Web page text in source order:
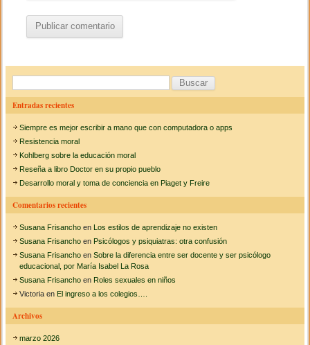
u
c
a
Entradas recientes
Siempre es mejor escribir a mano que con computadora o apps
Resistencia moral
Kohlberg sobre la educación moral
Reseña a libro Doctor en su propio pueblo
Desarrollo moral y toma de conciencia en Piaget y Freire
Comentarios recientes
Susana Frisancho enLos estilos de aprendizaje no existen
Susana Frisancho enPsicólogos y psiquiatras: otra confusión
Susana Frisancho enSobre la diferencia entre ser docente y ser psicólogo
educacional, por María Isabel La Rosa
Susana Frisancho enRoles sexuales en niños
Victoria enEl ingreso a los colegios….
Archivos
marzo 2026